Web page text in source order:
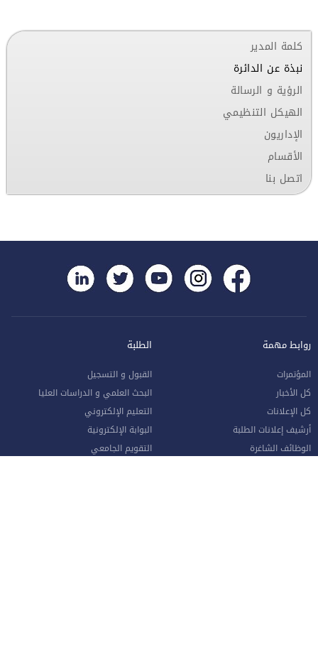
كلمة المدير
نبذة عن الدائرة
الرؤية و الرسالة
الهيكل التنظيمي
الإداريون
الأقسام
اتصل بنا
روابط مهمة
المؤتمرات
كل الأخبار
كل الإعلانات
أرشيف إعلانات الطلبة
الوظائف الشاغرة
الطلبة
القبول و التسجيل
البحث العلمي و الدراسات العليا
التعليم الإلكتروني
البوابة الإلكترونية
التقويم الجامعي